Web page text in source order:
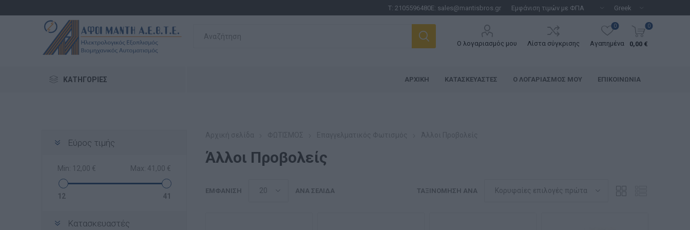
Τ: 2105596480E: sales@mantisbros.gr
Ο λογαριασμός μου Λίστα σύγκρισης Αγαπημένα
0 0
0,00 €
ΚΑΤΗΓΟΡΊΕΣ ΑΡΧΙΚΉ ΚΑΤΑΣΚΕΥΑΣΤΈΣ Ο ΛΟΓΑΡΙΑΣΜΌΣ ΜΟΥ ΕΠΙΚΟΙΝΩΝΊΑ
Εύρος τιμής
Min: 12,00 € Max: 41,00 €
12 41
Κατασκευαστές
Άλλοι Προβολείς
ΤΑΞΙΝΌΜΗΣΗ ΑΝΆ
ΕΜΦΆΝΙΣΗ ΑΝΆ ΣΕΛΊΔΑ